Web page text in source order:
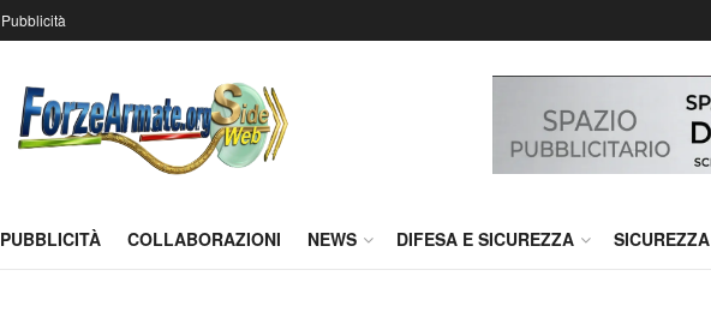
Pubblicità
PUBBLICITÀ COLLABORAZIONI NEWS DIFESA E SICUREZZA SICUREZZA